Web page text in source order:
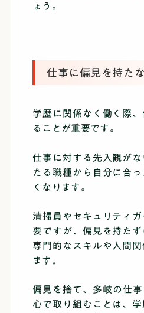
ょう。
仕事に偏見を持た
学歴に関係なく働く際
ることが重要です。
仕事に対する先入観が
たる職種から自分に合
くなります。
清掃員やセキュリティ
要ですが、偏見を持たず
専門的なスキルや人間
ます。
偏見を捨て、多岐の仕
心で取り組むことは、